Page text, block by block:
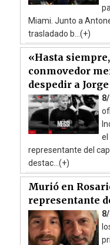
Miami. Junto a
trasladado b...(+)
«Hasta
conmovedor
despedir a
el
representante del
destac...(+)
Murió en
representante